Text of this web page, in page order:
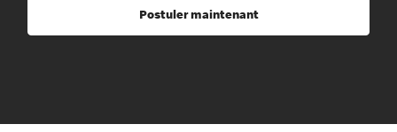
Postuler maintenant